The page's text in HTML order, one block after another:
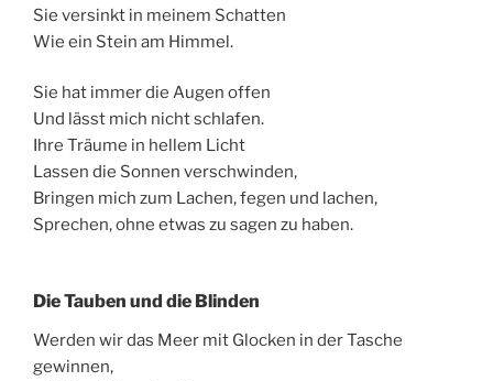
Sie versinkt in meinem Schatten
Wie ein Stein am Himmel.
Sie hat immer die Augen offen
Und lässt mich nicht schlafen.
Ihre Träume in hellem Licht
Lassen die Sonnen verschwinden,
Bringen mich zum Lachen, fegen und lachen,
Sprechen, ohne etwas zu sagen zu haben.
Die Tauben und die Blinden
Werden wir das Meer mit Glocken in der Tasche
gewinnen,